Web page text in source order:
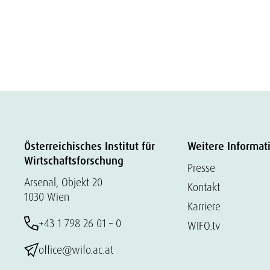
Österreichisches Institut für
Wirtschaftsforschung
Arsenal, Objekt 20
1030 Wien
+43 1 798 26 01 – 0
office@wifo.ac.at
Weitere
Presse
Kontakt
Karriere
WIFO.tv